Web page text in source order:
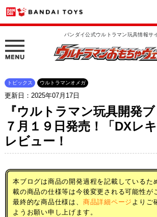
バンダイ公式ウルトラマン玩具情報サ
更新日：2025年07月17日
トピックス ウルトラマンオメガ
『ウルトラマン玩具開発
７月１９日発売！「DXレ
レビュー！
本ブログは商品の開発過程を記載しているた
載の商品の仕様等は今後変更される可能性が
最終的な商品仕様は、 商品詳細ページ よりご
ようお願い申し上げます。